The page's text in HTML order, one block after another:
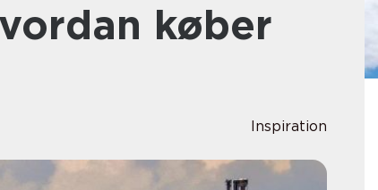
køber
Inspiration